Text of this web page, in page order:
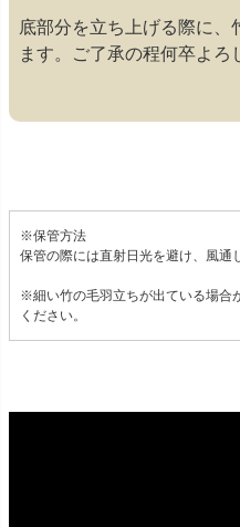
底部分を立ち上げる際に、
ます。ご了承の程何卒よろ
※保管方法
保管の際には直射日光を避け、風通
※細い竹の毛羽立ちが出ている場合
ください。